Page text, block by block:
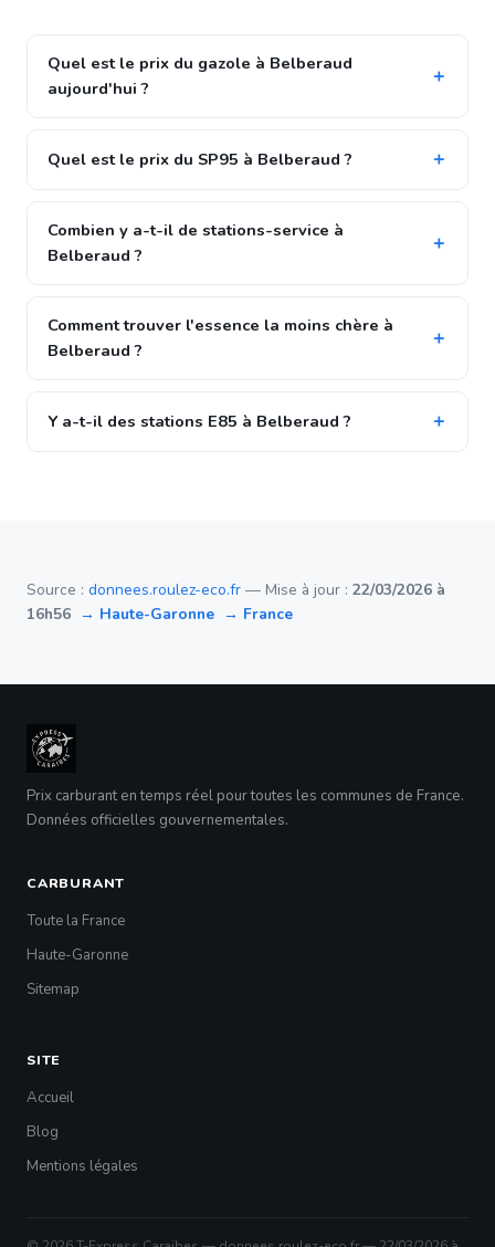
Quel est le prix du gazole à Belberaud
aujourd'hui ?
Quel est le prix du SP95 à Belberaud ?
Combien y a-t-il de stations-service à
Belberaud ?
Comment trouver l'essence la moins chère à
Belberaud ?
Y a-t-il des stations E85 à Belberaud ?
Source : donnees.roulez-eco.fr — Mise à jour : 22/03/2026 à
16h56 → Haute-Garonne → France
Prix carburant en temps réel pour toutes les communes de France.
Données officielles gouvernementales.
CARBURANT
Toute la France
Haute-Garonne
Sitemap
SITE
Accueil
Blog
Mentions légales